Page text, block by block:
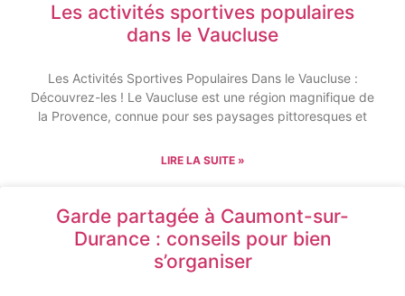
Les activités sportives populaires
dans le Vaucluse
Les Activités Sportives Populaires Dans le Vaucluse :
Découvrez-les ! Le Vaucluse est une région magnifique de
la Provence, connue pour ses paysages pittoresques et
LIRE LA SUITE »
Garde partagée à Caumont-sur-
Durance : conseils pour bien
s’organiser